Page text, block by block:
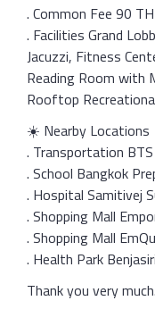
. Common Fee 90
. Facilities Grand
Jacuzzi, Fitness
Reading Room with
Rooftop
☀️ Nearby Locations
. Transportation
. School Bangkok
. Hospital Samitivej
. Shopping Mall
. Shopping Mall
. Health Park
Thank you very much.